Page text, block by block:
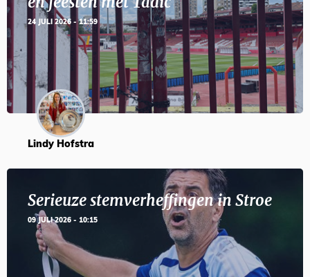
24 JULI 2026 - 11:59
Lindy Hofstra
Serieuze stemverheffingen in Stroe
09 JULI 2026 - 10:15